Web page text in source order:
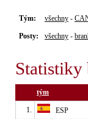
Tým: všechny -
Posty: všechny -
Statistiky
tým
1. ESP